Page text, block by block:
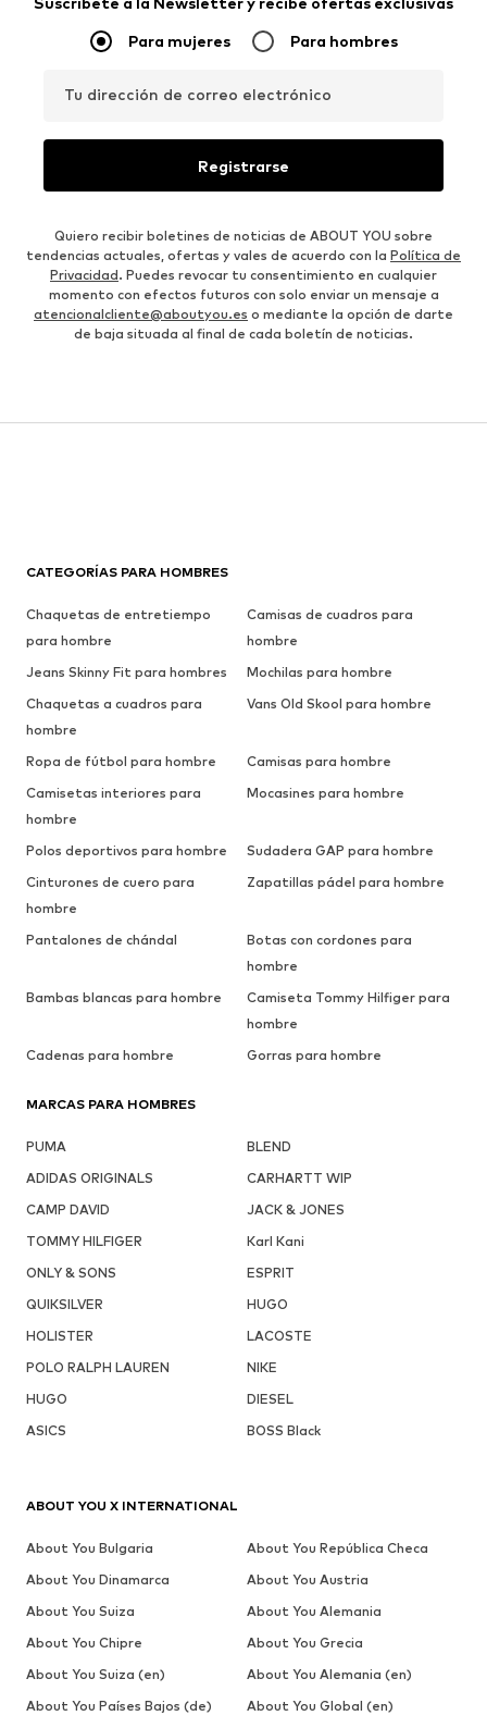
Para mujeres Para hombres
Tu dirección de correo electrónico
Registrarse
Quiero recibir boletines de noticias de ABOUT YOU sobre
tendencias actuales, ofertas y vales de acuerdo con la Política de
Privacidad. Puedes revocar tu consentimiento en cualquier
momento con efectos futuros con solo enviar un mensaje a
atencionalcliente@aboutyou.es o mediante la opción de darte
de baja situada al final de cada boletín de noticias.
CATEGORÍAS PARA HOMBRES
Chaquetas de entretiempo
para hombre
Camisas de cuadros para
hombre
Jeans Skinny Fit para hombres
Mochilas para hombre
Chaquetas a cuadros para
hombre
Vans Old Skool para hombre
Ropa de fútbol para hombre
Camisas para hombre
Camisetas interiores para
hombre
Mocasines para hombre
Polos deportivos para hombre
Sudadera GAP para hombre
Cinturones de cuero para
hombre
Zapatillas pádel para hombre
Pantalones de chándal
Botas con cordones para
hombre
Bambas blancas para hombre
Camiseta Tommy Hilfiger para
hombre
Cadenas para hombre
Gorras para hombre
MARCAS PARA HOMBRES
PUMA
BLEND
ADIDAS ORIGINALS
CARHARTT WIP
CAMP DAVID
JACK & JONES
TOMMY HILFIGER
Karl Kani
ONLY & SONS
ESPRIT
QUIKSILVER
HUGO
HOLISTER
LACOSTE
POLO RALPH LAUREN
NIKE
HUGO
DIESEL
ASICS
BOSS Black
ABOUT YOU X INTERNATIONAL
About You Bulgaria
About You República Checa
About You Dinamarca
About You Austria
About You Suiza
About You Alemania
About You Chipre
About You Grecia
About You Suiza (en)
About You Alemania (en)
About You Países Bajos (de)
About You Global (en)